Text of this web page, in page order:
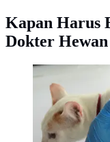
Kapan Harus
Dokter Hewan